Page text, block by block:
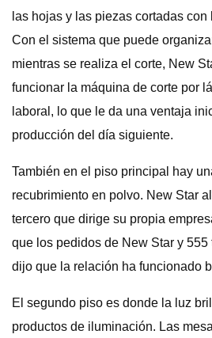
las hojas y las piezas cortadas
Con el sistema que puede
mientras se realiza el corte, New
funcionar la máquina de corte por
laboral, lo que le da una ventaja
producción del día siguiente.
También en el piso principal hay
recubrimiento en polvo. New Star
tercero que dirige su propia
que los pedidos de New Star y
dijo que la relación ha funcionado
El segundo piso es donde la luz
productos de iluminación. Las